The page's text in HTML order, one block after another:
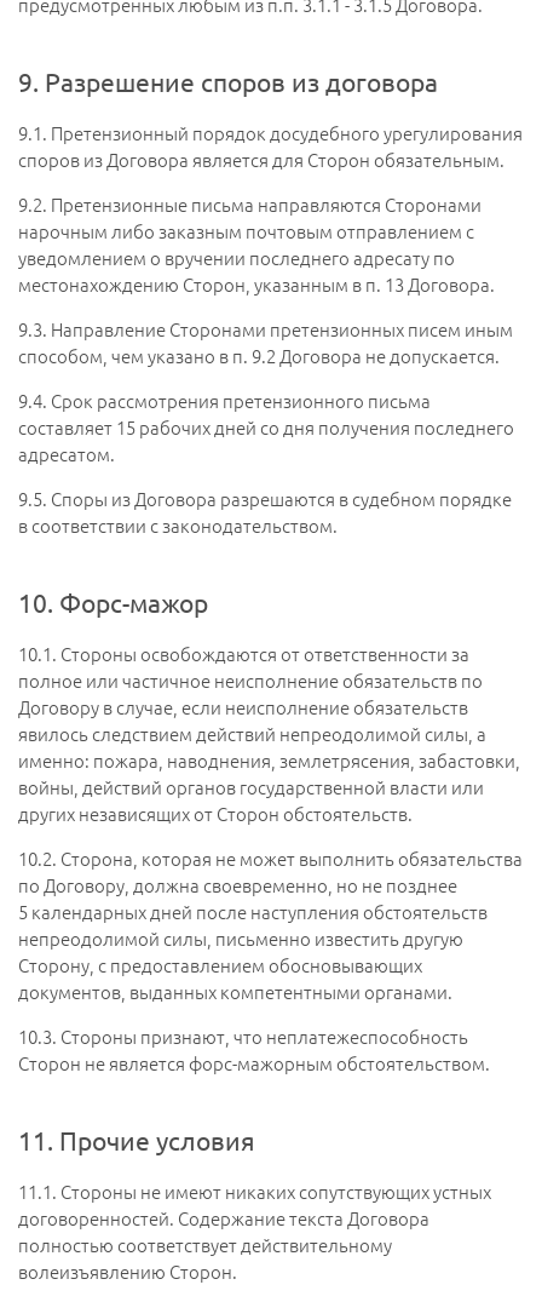
9. Разрешение споров из договора
9.1. Претензионный порядок досудебного урегулирования
споров из Договора является для Сторон обязательным.
9.2. Претензионные письма направляются Сторонами
нарочным либо заказным почтовым отправлением с
уведомлением о вручении последнего адресату по
местонахождению Сторон, указанным в п. 13 Договора.
9.3. Направление Сторонами претензионных писем иным
способом, чем указано в п. 9.2 Договора не допускается.
9.4. Срок рассмотрения претензионного письма
составляет 15 рабочих дней со дня получения последнего
адресатом.
9.5. Споры из Договора разрешаются в судебном порядке
в соответствии с законодательством.
10. Форс-мажор
10.1. Стороны освобождаются от ответственности за
полное или частичное неисполнение обязательств по
Договору в случае, если неисполнение обязательств
явилось следствием действий непреодолимой силы, а
именно: пожара, наводнения, землетрясения, забастовки,
войны, действий органов государственной власти или
других независящих от Сторон обстоятельств.
10.2. Сторона, которая не может выполнить обязательства
по Договору, должна своевременно, но не позднее
5 календарных дней после наступления обстоятельств
непреодолимой силы, письменно известить другую
Сторону, с предоставлением обосновывающих
документов, выданных компетентными органами.
10.3. Стороны признают, что неплатежеспособность
Сторон не является форс-мажорным обстоятельством.
11. Прочие условия
11.1. Стороны не имеют никаких сопутствующих устных
договоренностей. Содержание текста Договора
полностью соответствует действительному
волеизъявлению Сторон.